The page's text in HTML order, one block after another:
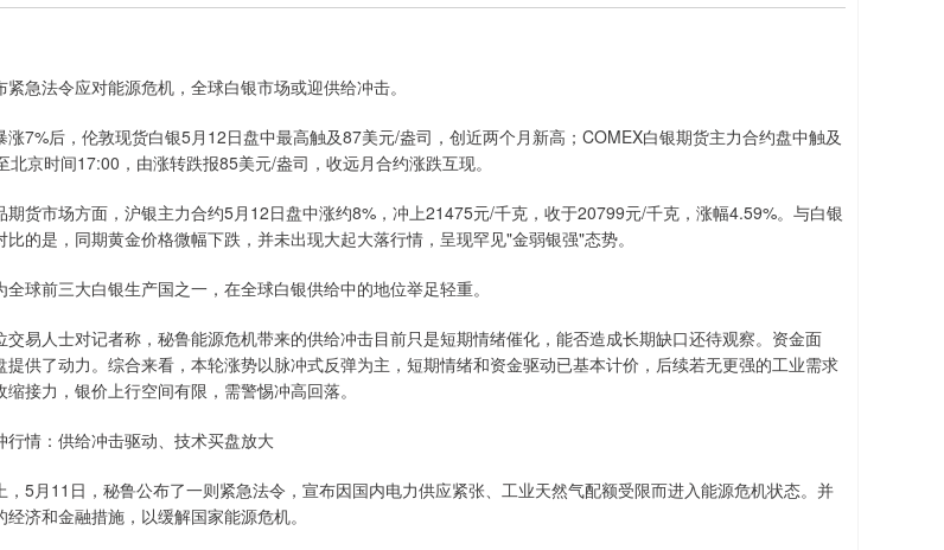
法令应对能源危机，全球白银市场或迎供给冲击。
后，伦敦现货白银5月12日盘中最高触及87美元/盎司，创近两个月新高；COMEX白银期货主力合约盘中触及
北京时间17:00，由涨转跌报85美元/盎司，收远月合约涨跌互现。
货市场方面，沪银主力合约5月12日盘中涨约8%，冲上21475元/千克，收于20799元/千克，涨幅4.59%。与白银
比的是，同期黄金价格微幅下跌，并未出现大起大落行情，呈现罕见"金弱银强"态势。
前三大白银生产国之一，在全球白银供给中的地位举足轻重。
人士对记者称，秘鲁能源危机带来的供给冲击目前只是短期情绪催化，能否造成长期缺口还待观察。资金面
提供了动力。综合来看，本轮涨势以脉冲式反弹为主，短期情绪和资金驱动已基本计价，后续若无更强的工业需求
接力，银价上行空间有限，需警惕冲高回落。
情：供给冲击驱动、技术买盘放大
月11日，秘鲁公布了一则紧急法令，宣布因国内电力供应紧张、工业天然气配额受限而进入能源危机状态。并
济和金融措施，以缓解国家能源危机。